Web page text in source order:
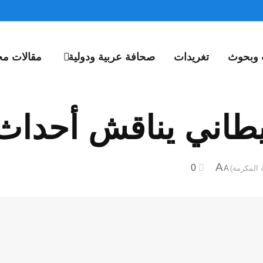
مقالات صحافة عربية ودولية تغريدات وبحوث
يناقش
A
A